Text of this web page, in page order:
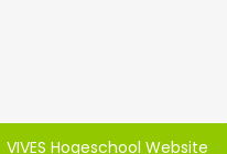
VIVES Hogeschool Website